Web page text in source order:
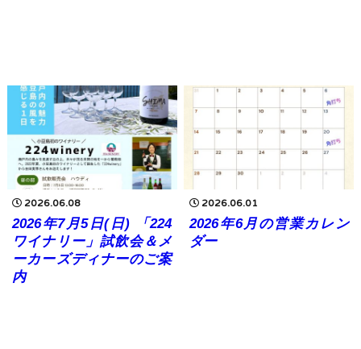
2026.06.08
2026年7月5日(日) 「224
ワイナリー」試飲会＆メ
ーカーズディナーのご案
内
2026.06.01
2026年6月の営業カレン
ダー